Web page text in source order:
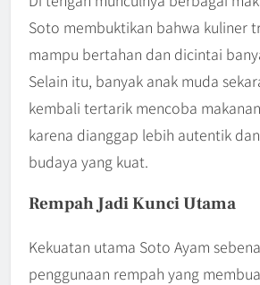
Soto membuktikan bahwa kuliner
mampu bertahan dan dicintai
Selain itu, banyak anak muda
kembali tertarik mencoba
karena dianggap lebih autentik
budaya yang kuat.
Rempah Jadi Kunci Utama
Kekuatan utama Soto Ayam
penggunaan rempah yang